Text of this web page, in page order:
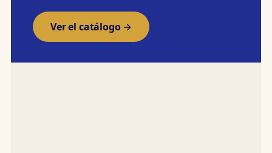
Ver el catálogo →